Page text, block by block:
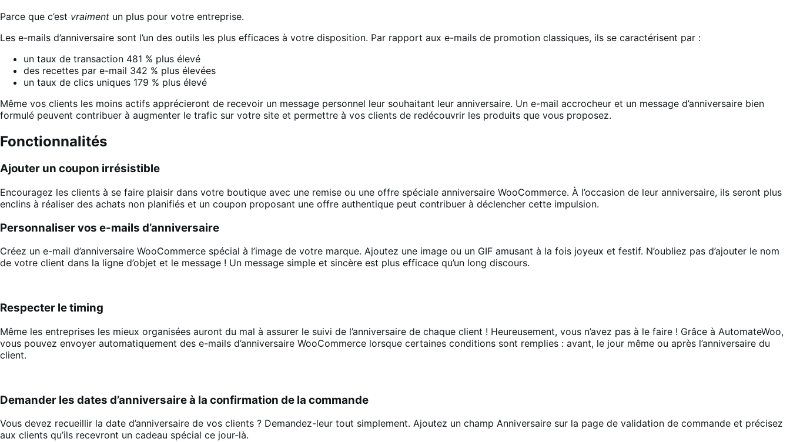
Parce que c’est vraiment un plus pour votre entreprise.
Les e-mails d’anniversaire sont l’un des outils les plus efficaces à votre disposition. Par rapport aux e-mails de promotion classiques, ils se caractérisent par :
un taux de transaction 481 % plus élevé
des recettes par e-mail 342 % plus élevées
un taux de clics uniques 179 % plus élevé
Même vos clients les moins actifs apprécieront de recevoir un message personnel leur souhaitant leur anniversaire. Un e-mail accrocheur et un message d’anniversaire bien
formulé peuvent contribuer à augmenter le trafic sur votre site et permettre à vos clients de redécouvrir les produits que vous proposez.
Fonctionnalités
Ajouter un coupon irrésistible
Encouragez les clients à se faire plaisir dans votre boutique avec une remise ou une offre spéciale anniversaire WooCommerce. À l’occasion de leur anniversaire, ils seront plus
enclins à réaliser des achats non planifiés et un coupon proposant une offre authentique peut contribuer à déclencher cette impulsion.
Personnaliser vos e-mails d’anniversaire
Créez un e-mail d’anniversaire WooCommerce spécial à l’image de votre marque. Ajoutez une image ou un GIF amusant à la fois joyeux et festif. N’oubliez pas d’ajouter le nom
de votre client dans la ligne d’objet et le message ! Un message simple et sincère est plus efficace qu’un long discours.
Respecter le timing
Même les entreprises les mieux organisées auront du mal à assurer le suivi de l’anniversaire de chaque client ! Heureusement, vous n’avez pas à le faire ! Grâce à AutomateWoo,
vous pouvez envoyer automatiquement des e-mails d’anniversaire WooCommerce lorsque certaines conditions sont remplies : avant, le jour même ou après l’anniversaire du
client.
Demander les dates d’anniversaire à la confirmation de la commande
Vous devez recueillir la date d’anniversaire de vos clients ? Demandez-leur tout simplement. Ajoutez un champ Anniversaire sur la page de validation de commande et précisez
aux clients qu’ils recevront un cadeau spécial ce jour-là.